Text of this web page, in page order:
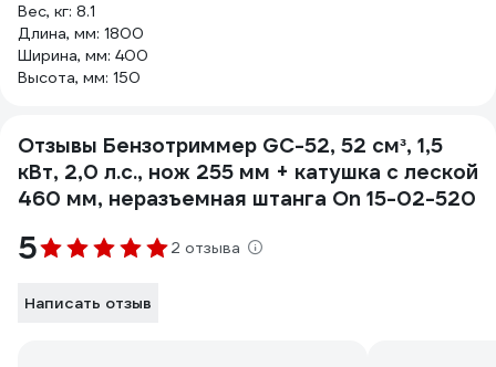
Вес, кг: 8.1
Длина, мм: 1800
Ширина, мм: 400
Высота, мм: 150
Отзывы Бензотриммер GC-52, 52 см³, 1,5
кВт, 2,0 л.с., нож 255 мм + катушка с леской
460 мм, неразъемная штанга On 15-02-520
5 2 отзыва
Написать отзыв